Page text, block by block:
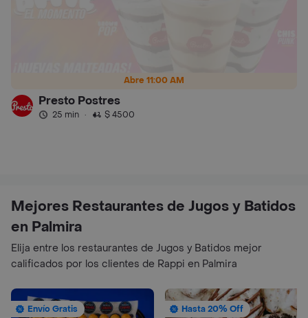
Abre 11:00 AM
Presto Postres
25 min · $ 4500
Mejores Restaurantes de Jugos y Batidos
en Palmira
Elija entre los restaurantes de Jugos y Batidos mejor
calificados por los clientes de Rappi en Palmira
Envío Gratis Hasta 20% Off